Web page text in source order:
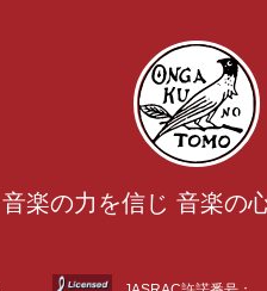
音楽の力を信じ 音楽の